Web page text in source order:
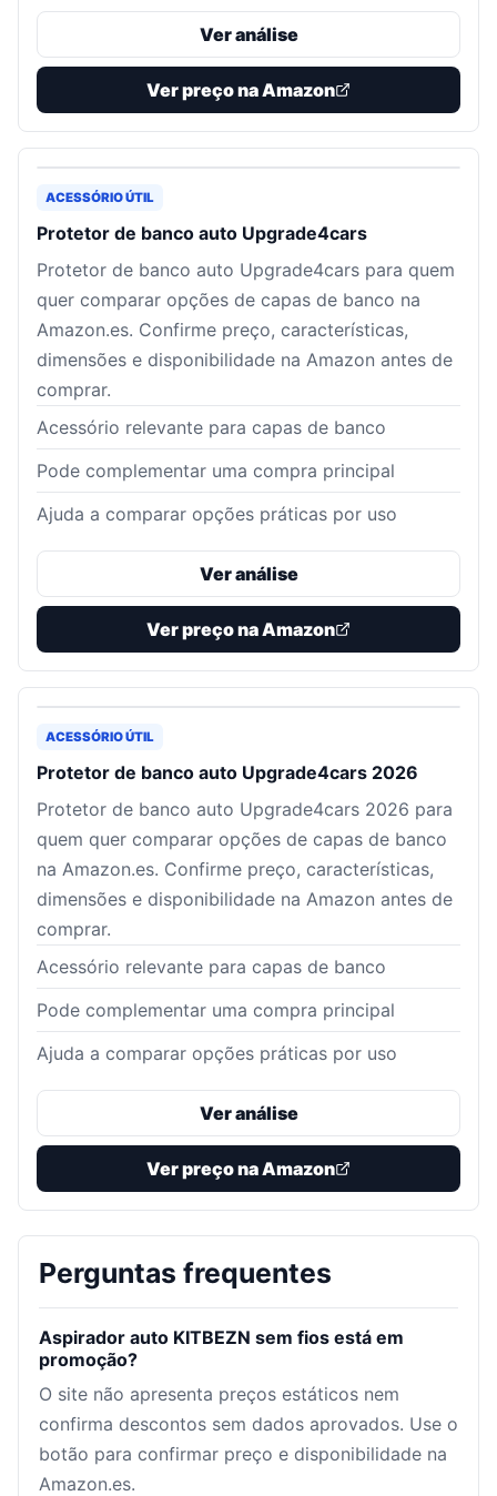
Ver análise
Ver preço na Amazon
ACESSÓRIO ÚTIL
Protetor de banco auto Upgrade4cars
Protetor de banco auto Upgrade4cars para quem
quer comparar opções de capas de banco na
Amazon.es. Confirme preço, características,
dimensões e disponibilidade na Amazon antes de
comprar.
Acessório relevante para capas de banco
Pode complementar uma compra principal
Ajuda a comparar opções práticas por uso
Ver análise
Ver preço na Amazon
ACESSÓRIO ÚTIL
Protetor de banco auto Upgrade4cars 2026
Protetor de banco auto Upgrade4cars 2026 para
quem quer comparar opções de capas de banco
na Amazon.es. Confirme preço, características,
dimensões e disponibilidade na Amazon antes de
comprar.
Acessório relevante para capas de banco
Pode complementar uma compra principal
Ajuda a comparar opções práticas por uso
Ver análise
Ver preço na Amazon
Perguntas frequentes
Aspirador auto KITBEZN sem fios está em
promoção?
O site não apresenta preços estáticos nem
confirma descontos sem dados aprovados. Use o
botão para confirmar preço e disponibilidade na
Amazon.es.